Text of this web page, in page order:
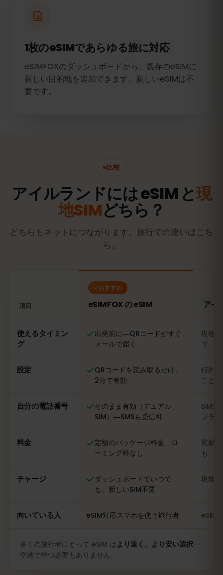
1枚のeSIMであらゆる旅に対応
eSIMFOXのダッシュボードから、既存のeSIMに
新しい目的地を追加できます。新しいeSIMは不
要です。
比較
アイルランドには eSIM と現
地SIMどちら？
どちらもネットにつながります。旅行での違いはこち
ら。
項目
おすすめ
eSIMFOX の eSIM アイ
使えるタイミン
グ
出発前に―QRコードがすぐ
メールで届く
現地
で
設定
QRコードを読み取るだけ、
2分で有効
行列
ことも
自分の電話番号
そのまま有効（デュアル
SIM）―SMSも受信可
SIM
フラ
料金
定額のパッケージ料金、ロ
ーミング料なし
変動
も
チャージ
ダッシュボードでいつで
も、新しいSIM不要
現地
向いている人 eSIM対応スマホを使う旅行者 eSIM
多くの旅行者にとって eSIM は より速く、より安い選択―
空港で待つ必要もありません。